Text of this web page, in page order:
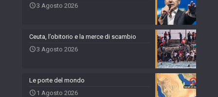
3 Agosto 2026
Ceuta, l’obitorio e la merce di scambio
3 Agosto 2026
Le porte del mondo
1 Agosto 2026